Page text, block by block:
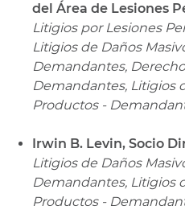
del Área de Lesiones
Litigios por Lesiones
Litigios de Daños
Demandantes,
Demandantes, Litigios
Productos -
Irwin B. Levin, Socio
Litigios de Daños
Demandantes, Litigios
Productos -